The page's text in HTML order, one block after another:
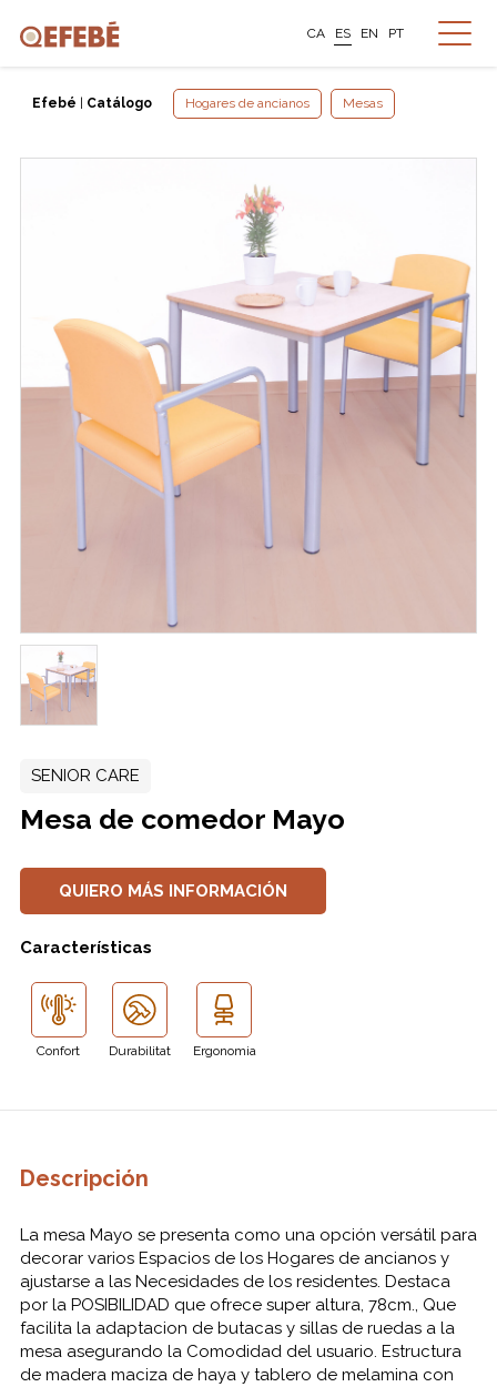
CA ES EN PT
Efebé Catálogo Hogares de ancianos Mesas
SENIOR CARE
Mesa de comedor Mayo
QUIERO MÁS INFORMACIÓN
Características
Confort Durabilitat Ergonomia
Descripción
La mesa Mayo se presenta como una opción versátil para
decorar varios Espacios de los Hogares de ancianos y
ajustarse a las Necesidades de los residentes. Destaca
por la POSIBILIDAD que ofrece super altura, 78cm., Que
facilita la adaptacion de butacas y sillas de ruedas a la
mesa asegurando la Comodidad del usuario. Estructura
de madera maciza de haya y tablero de melamina con